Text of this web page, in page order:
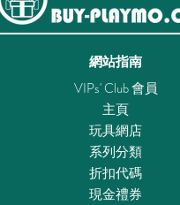
網站指南
VIPs' Club 會員
主頁
玩具網店
系列分類
折扣代碼
現金禮券